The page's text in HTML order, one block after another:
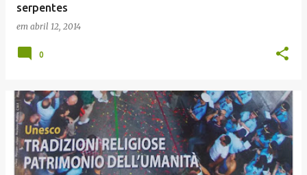
serpentes
em abril 12, 2014
0